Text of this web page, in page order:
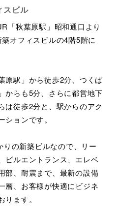
スビル
「秋葉原駅」昭和通口より
オフィスビルの4階5階に
原駅」から徒歩2分、つくば
からも5分、さらに都営地下
は徒歩2分と、駅からのアク
ョンです。
の新築ビルなので、リー
ビルエントランス、エレベ
部、耐震まで、最新の設備
層、お客様が快適にビジネ
ます。